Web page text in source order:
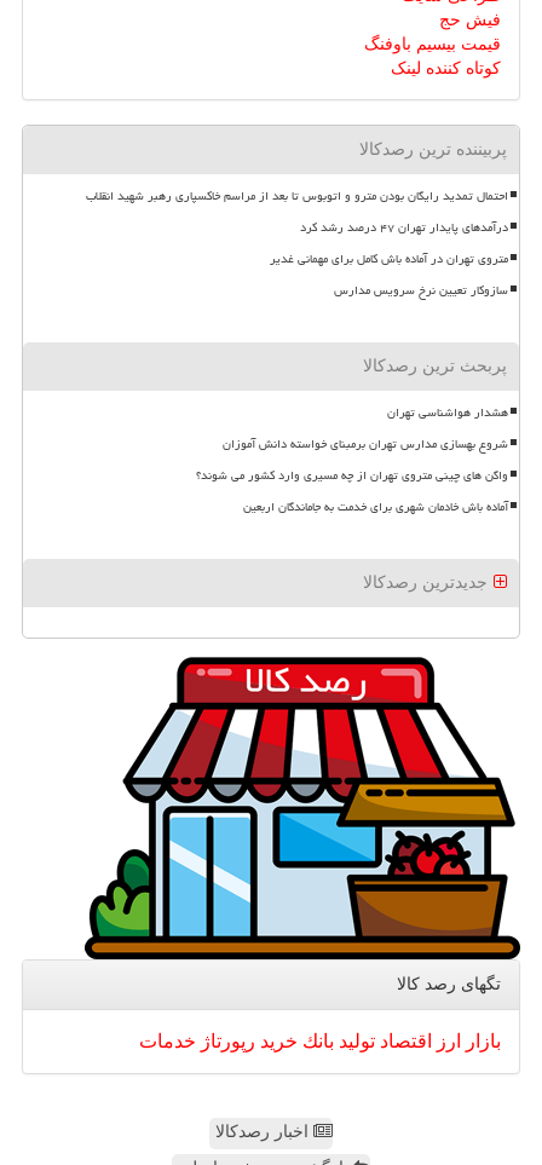
فیش حج
قیمت بیسیم باوفنگ
کوتاه کننده لینک
پربیننده ترین رصدکالا
احتمال تمدید رایگان بودن مترو و اتوبوس تا بعد از مراسم خاکسپاری رهبر شهید انقلاب
درآمدهای پایدار تهران ۴۷ درصد رشد کرد
متروی تهران در آماده باش کامل برای مهمانی غدیر
سازوکار تعیین نرخ سرویس مدارس
پربحث ترین رصدکالا
هشدار هواشناسی تهران
شروع بهسازی مدارس تهران برمبنای خواسته دانش آموزان
واگن های چینی متروی تهران از چه مسیری وارد کشور می شوند؟
آماده باش خادمان شهری برای خدمت به جاماندگان اربعین
جدیدترین رصدکالا
تگهای رصد كالا
بازار ارز اقتصاد تولید بانك خرید رپورتاژ خدمات
اخبار رصدکالا